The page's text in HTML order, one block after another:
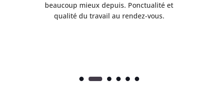
beaucoup mieux depuis. Ponctualité et
qualité du travail au rendez-vous.